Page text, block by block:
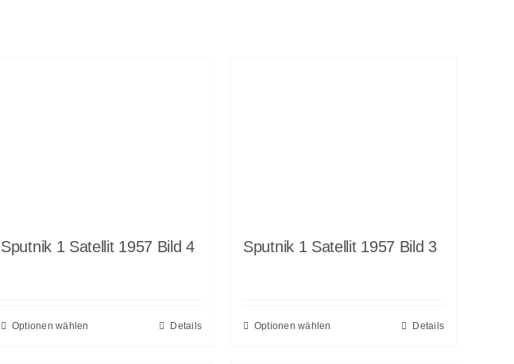
Sputnik 1 Satellit 1957 Bild 4
Optionen wählen Details
Sputnik 1 Satellit 1957 Bild 3
Optionen wählen Details